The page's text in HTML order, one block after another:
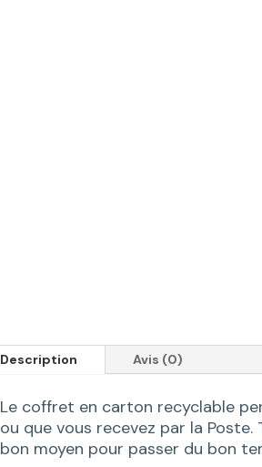
Description Avis (0)
Le coffret en carton recyclable
ou que vous recevez par la
bon moyen pour passer du bon